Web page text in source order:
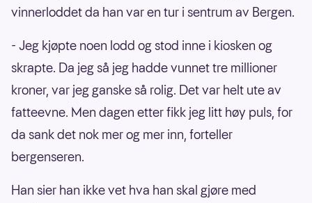
vinnerloddet da han var en tur i sentrum av Bergen.
- Jeg kjøpte noen lodd og stod inne i kiosken og
skrapte. Da jeg så jeg hadde vunnet tre millioner
kroner, var jeg ganske så rolig. Det var helt ute av
fatteevne. Men dagen etter fikk jeg litt høy puls, for
da sank det nok mer og mer inn, forteller
bergenseren.
Han sier han ikke vet hva han skal gjøre med